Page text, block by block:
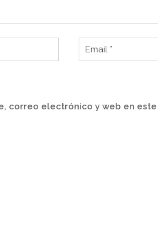
correo electrónico y web en